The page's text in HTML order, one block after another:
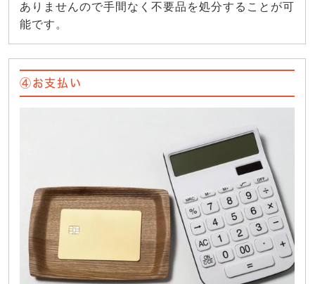
ありませんので手間なく不要品を処分することが可
能です。
④お支払い